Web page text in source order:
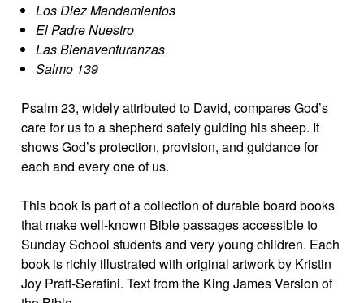
Los Diez Mandamientos
El Padre Nuestro
Las Bienaventuranzas
Salmo 139
Psalm 23, widely attributed to David, compares God’s
care for us to a shepherd safely guiding his sheep. It
shows God’s protection, provision, and guidance for
each and every one of us.
This book is part of a collection of durable board books
that make well-known Bible passages accessible to
Sunday School students and very young children. Each
book is richly illustrated with original artwork by Kristin
Joy Pratt-Serafini. Text from the King James Version of